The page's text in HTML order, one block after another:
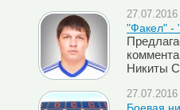
"Факел" -
Никиты